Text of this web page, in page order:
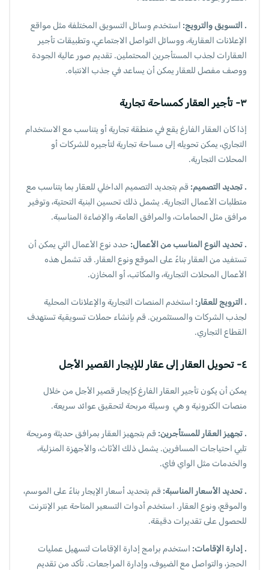
. التسويق والترويج: استخدم وسائل التسويق المختلفة مثل مواقع
الإعلانات العقارية، ووسائل التواصل الاجتماعي، وتطبيقات تأجير
العقارات لجذب المستأجرين المحتملين. تقديم صور عالية الجودة
ووصف مفصل للعقار يمكن أن يساعد في جذب الانتباه.
٣- تأجير العقار كمساحة تجارية
إذا كان العقار الفارغ يقع في منطقة تجارية أو يتناسب مع الاستخدام
التجاري، يمكن تحويله إلى مساحة تجارية لتأجيره للشركات أو
المحلات التجارية.
. تجديد التصميم: قم بتجديد التصميم الداخلي للعقار بما يتناسب مع
متطلبات الأعمال التجارية. يشمل ذلك تحسين البنية التحتية، وتوفير
مرافق مثل الحمامات، والمرافق العامة، والإضاءة المناسبة.
. تحديد النوع المناسب من الأعمال: حدد نوع الأعمال التي يمكن أن
تستفيد من العقار بناءً على الموقع ونوع العقار. قد تشمل هذه
الأعمال المحلات التجارية، والمكاتب، أو المخازن.
. الترويج للعقار: استخدم المنصات التجارية والإعلانات المحلية
لجذب الشركات والمستثمرين. قم بإنشاء حملات تسويقية تستهدف
القطاع التجاري.
٤- تحويل العقار إلى عقار للإيجار القصير الأجل
يمكن أن يكون تأجير العقار الفارغ كإيجار قصير الأجل من خلال
منصات الكترونية و هي وسيلة مربحة لتحقيق عوائد سريعة.
. تجهيز العقار للمستأجرين: قم بتجهيز العقار بمرافق حديثة ومريحة
تلبي احتياجات المسافرين. يشمل ذلك الأثاث، والأجهزة المنزلية،
والخدمات مثل الواي فاي.
. تحديد الأسعار المناسبة: قم بتحديد أسعار الإيجار بناءً على الموسم،
والموقع، ونوع العقار. استخدم أدوات التسعير المتاحة عبر الإنترنت
للحصول على تقديرات دقيقة.
. إدارة الإقامات: استخدم برامج إدارة الإقامات لتسهيل عمليات
الحجز، والتواصل مع الضيوف، وإدارة المراجعات. تأكد من تقديم